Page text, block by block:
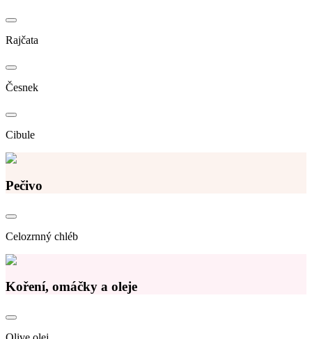
Rajčata
Česnek
Cibule
Pečivo
Celozrnný chléb
Koření, omáčky a oleje